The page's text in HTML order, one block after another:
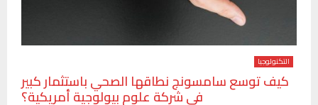
التكنولوجيا
كيف توسع سامسونج نطاقها الصحي باستثمار كبير
في شركة علوم بيولوجية أمريكية؟